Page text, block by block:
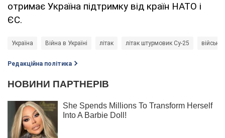
отримає Україна підтримку від країн НАТО і
ЄС.
Україна Війна в Україні літак літак штурмовик Су-25
Редакційна політика